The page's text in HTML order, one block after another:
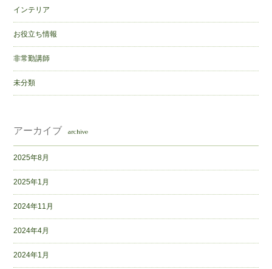
インテリア
お役立ち情報
非常勤講師
未分類
アーカイブ archive
2025年8月
2025年1月
2024年11月
2024年4月
2024年1月